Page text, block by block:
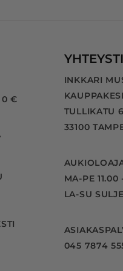
0 €
INKKARI
TULLIKATU 6
33100
MA-PE 11.00
LA-SU
045 7874